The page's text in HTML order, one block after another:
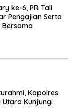
ke-6, PR Tali
Pengajian Serta
Bersama
Kapolres
Utara Kunjungi